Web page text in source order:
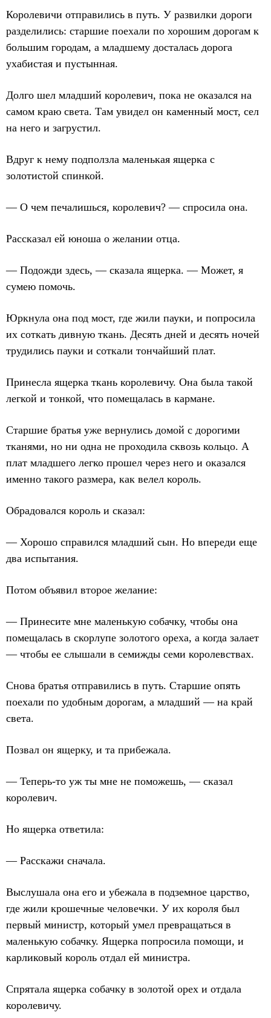
Королевичи отправились в путь. У развилки дороги
разделились: старшие поехали по хорошим дорогам к
большим городам, а младшему досталась дорога
ухабистая и пустынная.
Долго шел младший королевич, пока не оказался на
самом краю света. Там увидел он каменный мост, сел
на него и загрустил.
Вдруг к нему подползла маленькая ящерка с
золотистой спинкой.
— О чем печалишься, королевич? — спросила она.
Рассказал ей юноша о желании отца.
— Подожди здесь, — сказала ящерка. — Может, я
сумею помочь.
Юркнула она под мост, где жили пауки, и попросила
их соткать дивную ткань. Десять дней и десять ночей
трудились пауки и соткали тончайший плат.
Принесла ящерка ткань королевичу. Она была такой
легкой и тонкой, что помещалась в кармане.
Старшие братья уже вернулись домой с дорогими
тканями, но ни одна не проходила сквозь кольцо. А
плат младшего легко прошел через него и оказался
именно такого размера, как велел король.
Обрадовался король и сказал:
— Хорошо справился младший сын. Но впереди еще
два испытания.
Потом объявил второе желание:
— Принесите мне маленькую собачку, чтобы она
помещалась в скорлупе золотого ореха, а когда залает
— чтобы ее слышали в семижды семи королевствах.
Снова братья отправились в путь. Старшие опять
поехали по удобным дорогам, а младший — на край
света.
Позвал он ящерку, и та прибежала.
— Теперь-то уж ты мне не поможешь, — сказал
королевич.
Но ящерка ответила:
— Расскажи сначала.
Выслушала она его и убежала в подземное царство,
где жили крошечные человечки. У их короля был
первый министр, который умел превращаться в
маленькую собачку. Ящерка попросила помощи, и
карликовый король отдал ей министра.
Спрятала ящерка собачку в золотой орех и отдала
королевичу.